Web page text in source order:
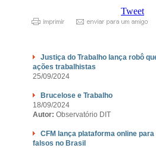
Tweet
Justiça do Trabalho lança robô
ações trabalhistas
25/09/2024
Brucelose e Trabalho
18/09/2024
Autor: Observatório DIT
CFM lança plataforma online
falsos no Brasil